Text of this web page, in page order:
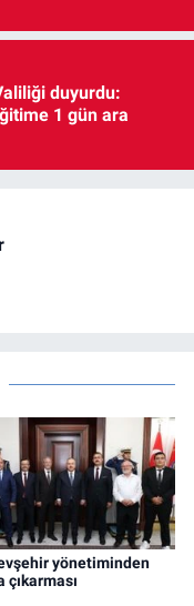
duyurdu:
1 gün ara
yönetiminden
çıkarması